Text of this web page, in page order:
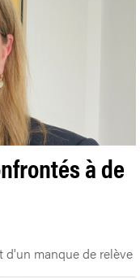
à de
d'un manque de relève